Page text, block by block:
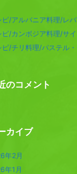
ピ/アルバニア料理/レ
ピ/カンボジア料理/サ
ピ/チリ料理/パステル
のコメント
カイブ
年2月
年1月